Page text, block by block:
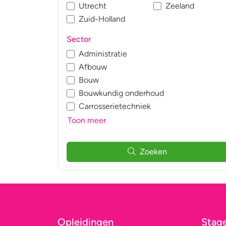
Utrecht
Zeeland
Zuid-Holland
Sector
Administratie
Afbouw
Bouw
Bouwkundig onderhoud
Carrosserietechniek
Toon meer
Zoeken
Opleidingen